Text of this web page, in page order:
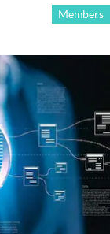
Members